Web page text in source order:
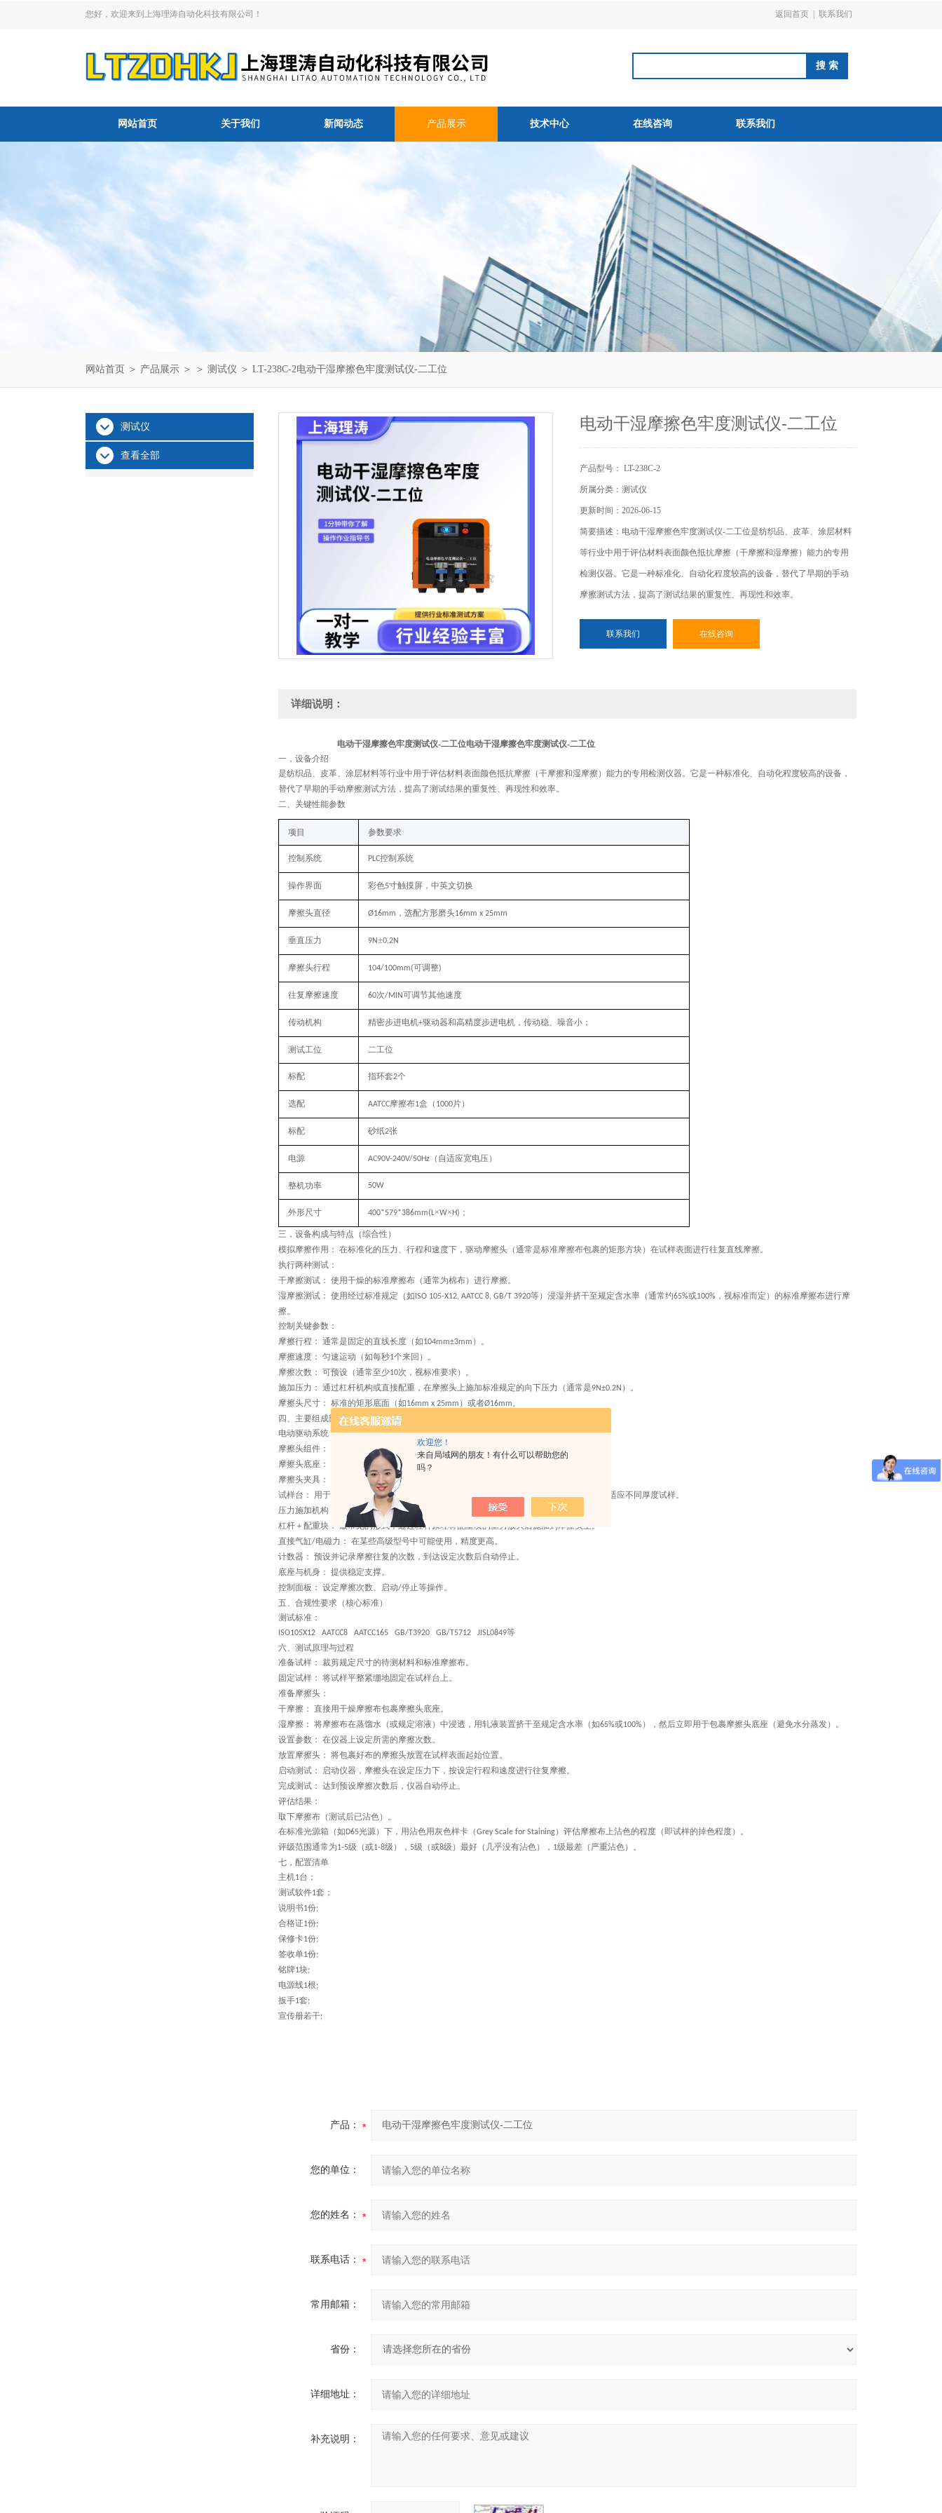
欢迎您！
来自局域网的朋友！有什么可以帮助您的
吗？
您好，欢迎来到上海理涛自动化科技有限公司！ 返回首页 联系我们
网站首页 关于我们 新闻动态 产品展示 技术中心 在线咨询 联系我们
网站首页 ＞ 产品展示 ＞ ＞ 测试仪 ＞ LT-238C-2电动干湿摩擦色牢度测试仪-二工位
测试仪
查看全部
电动干湿摩擦色牢度测试仪-二工位
产品型号： LT-238C-2
所属分类：测试仪
更新时间：2026-06-15
简要描述：电动干湿摩擦色牢度测试仪-二工位是纺织品、皮革、涂层材料
等行业中‌用于评估材料表面颜色抵抗摩擦（干摩擦和湿摩擦）能力的专用
检测仪器‌。它是一种标准化、自动化程度较高的设备，替代了早期的手动
摩擦测试方法，提高了测试结果的‌重复性、再现性和效率‌。
联系我们 在线咨询
详细说明：
电动干湿摩擦色牢度测试仪-二工位电动干湿摩擦色牢度测试仪-二工位
一， 设备介绍
是纺织品、皮革、涂层材料等行业中用于评估材料表面颜色抵抗摩擦（干摩擦和湿摩擦）能力的专用检测仪器。它是一种标准化、自动化程度较高的设备，
替代了早期的手动摩擦测试方法，提高了测试结果的重复性、再现性和效率。
二、关键性能参数
项目 参数要求
控制系统 PLC控制系统
操作界面 彩色5寸触摸屏，中英文切换
摩擦头直径 Ø16mm ， 选配方形磨头16mm x 25mm
垂直压力 9N±0.2N
摩擦头行程 104/100mm(可调整)
往复摩擦速度 60次/ MIN可调节其他速度
传动机构 精密步进电机+驱动器和高精度步进电机 ，传动稳、噪音小；
测试工位 二工位
标配 指环套2个
选配 AATCC摩擦布1盒（ 1000片）
标配 砂纸2张
电源 AC90V-240V/50Hz （自适应宽电压）
整机功率 50W
外形尺寸 400*579*386mm(L×W× H) ；
三， 设备构成与特点（综合性）
模拟摩擦作用： 在标准化的压力、行程和速度下，驱动摩擦头（通常是标准摩擦布包裹的矩形方块）在试样表面进行往复直线摩擦。
执行两种测试：
干摩擦测试： 使用干燥的标准摩擦布（通常为棉布）进行摩擦。
湿摩擦测试： 使用经过标准规定（如 ISO 105-X12, AATCC 8, GB/T 3920等）浸湿并挤干至规定含水率（通常约65%或100% ，视标准而定）的标准摩擦布进行摩
擦。
控制关键参数：
摩擦行程： 通常是固定的直线长度（如104mm±3mm ）。
摩擦速度： 匀速运动（如每秒1个来回）。
摩擦次数： 可预设（通常至少10次，视标准要求）。
施加压力： 通过杠杆机构或直接配重，在摩擦头上施加标准规定的向下压力（通常是9N±0.2N ）。
摩擦头尺寸： 标准的矩形底面（如16mm x 25mm ） 或者Ø16mm。
四、主要组成部分
电动驱动系统：‌电机驱动曲柄滑块机构或类似装置，实现摩擦头的直线往复运动。
摩擦头组件：
摩擦头底座：
通常为金属块，底面平整。
摩擦头夹具：
用于固定标准摩擦布，确保其平整无褶皱地包裹在底座底面。
试样台：
用于夹持待测试样，通常有夹紧装置确保试样平整、不移动。试样台位置可调以适应不同厚度试样。
压力施加机构：
杠杆 + 配重块：
最常见的形式，通过杠杆原理将配重块的重力放大后施加到摩擦头上。
直接气缸/电磁力： 在某些高级型号中可能使用，精度更高。
计数器： 预设并记录摩擦往复的次数，到达设定次数后自动停止。
底座与机身： 提供稳定支撑。
控制面板： 设定摩擦次数、启动/停止等操作。
五、 合规性要求（核心标准）
测试标准：
ISO105X12 AATCC8 AATCC165 GB/T3920 GB/T5712 JISL0849等
六、 测试原理与过程
准备试样： 裁剪规定尺寸的待测材料和标准摩擦布。
固定试样： 将试样平整紧绷地固定在试样台上。
准备摩擦头：
干摩擦： 直接用干燥摩擦布包裹摩擦头底座。
湿摩擦： 将摩擦布在蒸馏水（或规定溶液）中浸透，用轧液装置挤干至规定含水率（如65%或100% ），然后立即用于包裹摩擦头底座（避免水分蒸发）。
设置参数： 在仪器上设定所需的摩擦次数。
放置摩擦头： 将包裹好布的摩擦头放置在试样表面起始位置。
启动测试：
启动仪器，摩擦头在设定压力下，按设定行程和速度进行往复摩擦。
完成测试： 达到预设摩擦次数后，仪器自动停止。
评估结果：
取下摩擦布（测试后已沾色）。
在标准光源箱（如 D65光源）下，用沾色用灰色样卡（Grey Scale for Staining）评估摩擦布上沾色的程度（即试样的掉色程度）。
评级范围通常为1-5级（或1-8级）， 5级（或8级）最好（几乎没有沾色）， 1级最差（严重沾色）。
七，配置清单
主机1台；
测试软件1套；
说明书1份;
合格证1份;
保修卡1份;
签收单1份;
铭牌1块;
电源线1根;
扳手1套;
宣传册若干;
产品：
您的单位：
您的姓名：
联系电话：
常用邮箱：
省份：
详细地址：
补充说明：